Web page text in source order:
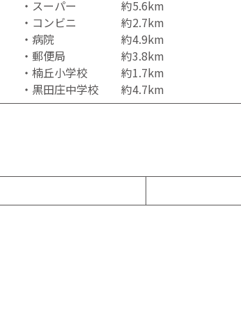
・スーパー 約5.6km
・コンビニ 約2.7km
・病院 約4.9km
・郵便局 約3.8km
・楠丘小学校 約1.7km
・黒田庄中学校 約4.7km